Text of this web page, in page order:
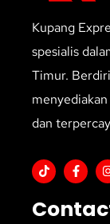
Kupang
spesialis
Timur.
dan